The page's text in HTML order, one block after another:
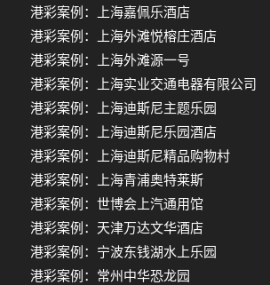
港彩案例：上海嘉佩乐酒店
港彩案例：上海外滩悦榕庄酒店
港彩案例：上海外滩源一号
港彩案例：上海实业交通电器有限公司
港彩案例：上海迪斯尼主题乐园
港彩案例：上海迪斯尼乐园酒店
港彩案例：上海迪斯尼精品购物村
港彩案例：上海青浦奥特莱斯
港彩案例：世博会上汽通用馆
港彩案例：天津万达文华酒店
港彩案例：宁波东钱湖水上乐园
港彩案例：常州中华恐龙园